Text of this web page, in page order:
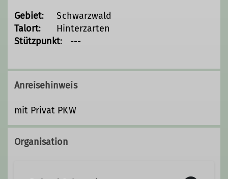
Gebiet: Schwarzwald
Talort: Hinterzarten
Stützpunkt: ---
Anreisehinweis
mit Privat PKW
Organisation